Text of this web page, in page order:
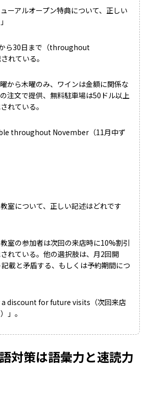
ーアルオープン特典について、正しい
ら30日まで（throughout
れている。
から木曜のみ、ワインは金額に関係な
注文で提供、無料駐車場は50ドル以上
れている。
throughout November（11月中ず
室について、正しい記述はどれです
室の参加者は次回の来店時に10%割引
れている。他の選択肢は、月2回開
載と矛盾する、もしくは予約期間につ
discount for future visits（次回来店
」。
対策は語彙力と速読力